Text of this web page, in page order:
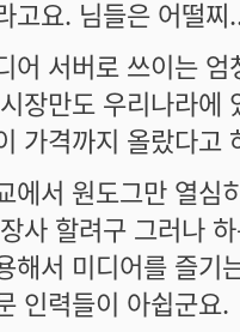
고요. 님들은 어떨찌
어 서버로 쓰이는
장만도 우리나라에
가격까지 올랐다고
에서 원도그만 열심
사 할려구 그러나
해서 미디어를 즐기
인력들이 아쉽군요.